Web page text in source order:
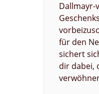
Dallmayr-
für den
sichert
dir dabei,